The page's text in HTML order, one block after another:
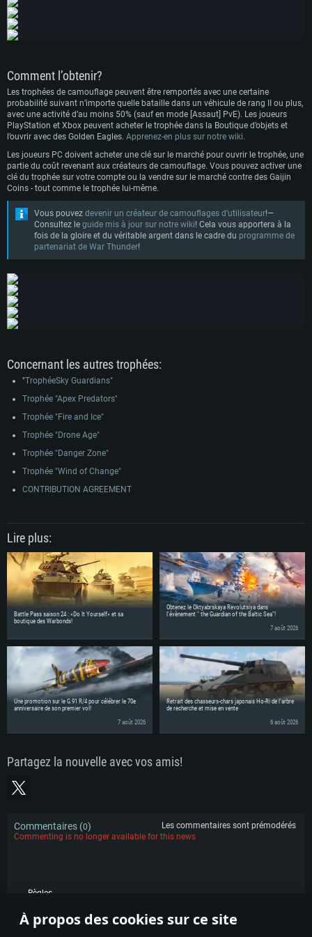
À propos des cookies sur ce site
OS: Windows 10/11 (64 bit)
Processeur: Intel Core i5 ou Ryzen5 3600 et plus
1060 et plus, Radeon RX 570 et plus.
Connection: Connexion Internet à haut débit
Disque dur: 75.9 Go (client complet)
OS: Mac OS Big Sur 11.0 ou plus récent
Processeur: Core i7 (Les processeurs Intel Xeon ne sont pas supportés)
Carte graphique: Radeon Vega II ou plus avec support de Metal
Connection: Connexion Internet à haut débit
Disque dur: 62,2 Go (client complet)
OS: Ubuntu 20.04 64bit
Processeur: Intel Core i7
Carte graphique: NVIDIA 1060 avec les derniers drivers (moins de 6 mois) /
6 mois et supportant Vulkan
Connection: Connexion Internet à haut débit
Disque dur: 60,2 Go (client complet)
Comment l’obtenir?
Les trophées de camouflage peuvent être remportés avec une certaine
probabilité suivant n’importe quelle bataille dans un véhicule de rang II ou plus,
avec une activité d’au moins 50% (sauf en mode [Assaut] PvE). Les joueurs
PlayStation et Xbox peuvent acheter le trophée dans la Boutique d’objets et
l’ouvrir avec des Golden Eagles. Apprenez-en plus sur notre wiki.
Les joueurs PC doivent acheter une clé sur le marché pour ouvrir le trophée, une
partie du coût revenant aux créateurs de camouflage. Vous pouvez activer une
clé du trophée sur votre compte ou la vendre sur le marché contre des Gaijin
Coins - tout comme le trophée lui-même.
Vous pouvez devenir un créateur de camouflages d’utilisateur!—
Consultez le guide mis à jour sur notre wiki! Cela vous apportera à la
fois de la gloire et du véritable argent dans le cadre du programme de
partenariat de War Thunder!
Concernant les autres trophées:
"TrophéeSky Guardians"
Trophée "Apex Predators"
Trophée "Fire and Ice"
Trophée "Drone Age"
Trophée "Danger Zone"
Trophée "Wind of Change"
CONTRIBUTION AGREEMENT
Lire plus:
Battle Pass saison 24 : «Do It Yourself» et sa
boutique des Warbonds!
Obtenez le Oktyabrskaya Revolutsiya dans
l'évènement " the Guardian of the Baltic Sea"!
7 août 2026
Une promotion sur le G.91 R/4 pour célébrer le 70e
anniversaire de son premier vol!
7 août 2026
Retrait des chasseurs-chars japonais Ho-Ri de l'arbre
de recherche et mise en vente
6 août 2026
Partagez la nouvelle avec vos amis!
Commentaires (0)
Les commentaires sont prémodérés
Commenting is no longer available for this news
Règles
POPULAIRE